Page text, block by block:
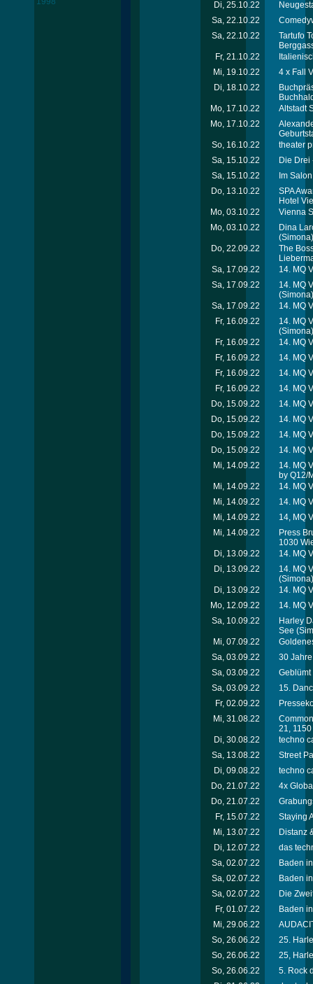
Di, 25.10.22
Sa, 22.10.22
Sa, 22.10.22
Tartufo
Fr, 21.10.22
Mi, 19.10.22
4 x Fall
Di, 18.10.22
Mo, 17.10.22
Altstadt
Mo, 17.10.22
So, 16.10.22
theater
Sa, 15.10.22
Die Drei
Sa, 15.10.22
Im
Do, 13.10.22
SPA
Hotel
Mo, 03.10.22
Vienna
Mo, 03.10.22
Dina
(Simona)
Do, 22.09.22
The
Sa, 17.09.22
14. MQ
Sa, 17.09.22
14. MQ
(Simona)
Sa, 17.09.22
14. MQ
Fr, 16.09.22
14. MQ
(Simona)
Fr, 16.09.22
14. MQ
Fr, 16.09.22
14. MQ
Fr, 16.09.22
14. MQ
Fr, 16.09.22
14. MQ
Do, 15.09.22
14. MQ
Do, 15.09.22
14. MQ
Do, 15.09.22
14. MQ
Do, 15.09.22
14. MQ
Mi, 14.09.22
14. MQ
by Q12/
Mi, 14.09.22
14. MQ
Mi, 14.09.22
14. MQ
Mi, 14.09.22
14, MQ
Mi, 14.09.22
Press
1030
Di, 13.09.22
14. MQ
Di, 13.09.22
14. MQ
(Simona)
Di, 13.09.22
14. MQ
Mo, 12.09.22
14. MQ
Sa, 10.09.22
Harley
See
Mi, 07.09.22
Sa, 03.09.22
30
Sa, 03.09.22
Geblümt
Sa, 03.09.22
15.
Fr, 02.09.22
Mi, 31.08.22
21,
Di, 30.08.22
techno
Sa, 13.08.22
Street
Di, 09.08.22
techno
Do, 21.07.22
4x
Do, 21.07.22
Fr, 15.07.22
Staying
Mi, 13.07.22
Distanz
Di, 12.07.22
das
Sa, 02.07.22
Baden
Sa, 02.07.22
Baden
Sa, 02.07.22
Die
Fr, 01.07.22
Baden
Mi, 29.06.22
So, 26.06.22
25.
So, 26.06.22
25,
So, 26.06.22
5. Rock